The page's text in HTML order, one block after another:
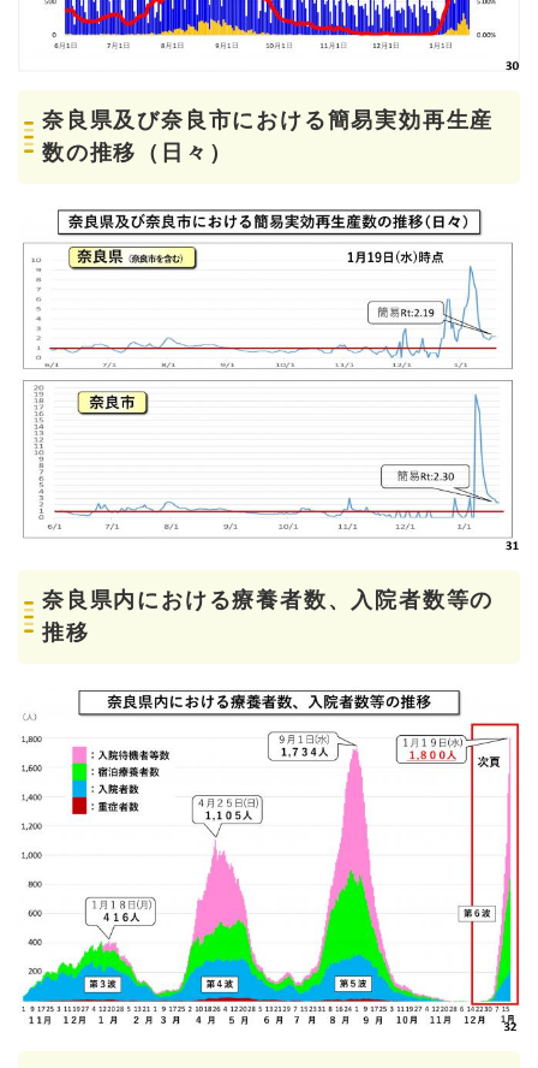
奈良県及び奈良市における簡易実効再生産
数の推移（日々）
奈良県内における療養者数、入院者数等の
推移